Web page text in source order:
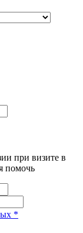
при визите в
помочь
*